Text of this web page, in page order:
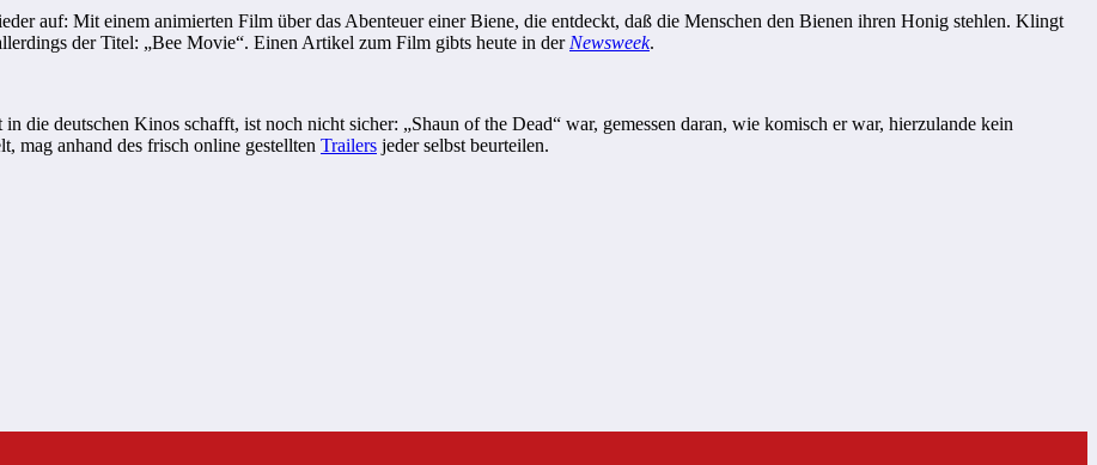
auf: Mit einem animierten Film über das Abenteuer einer Biene, die entdeckt, daß die Menschen den Bienen ihren Honig stehlen. Klingt
der Titel: „Bee Movie“. Einen Artikel zum Film gibts heute in der Newsweek.
die deutschen Kinos schafft, ist noch nicht sicher: „Shaun of the Dead“ war, gemessen daran, wie komisch er war, hierzulande kein
mag anhand des frisch online gestellten Trailers jeder selbst beurteilen.